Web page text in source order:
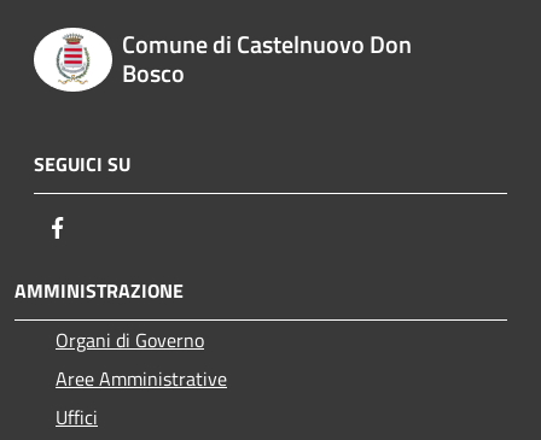
Comune di Castelnuovo Don
Bosco
SEGUICI SU
AMMINISTRAZIONE
Organi di Governo
Aree Amministrative
Uffici